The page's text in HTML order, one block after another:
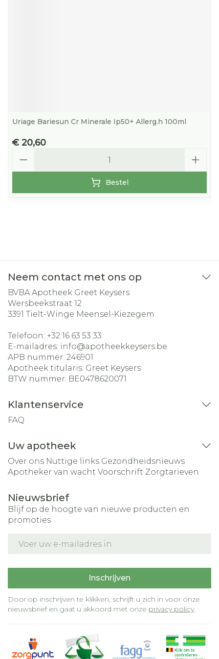
Uriage Bariesun Cr Minerale Ip50+ Allerg.h 100ml
€ 20,60
Bestel
Neem contact met ons op
BVBA Apotheek Greet Keysers
Wersbeekstraat 12
3391 Tielt-Winge Meensel-Kiezegem
Telefoon: +32 16 63 53 33
E-mailadres: info@apotheekkeysers.be
APB nummer: 246901
Apotheek titularis: Greet Keysers
BTW nummer: BE0478620071
Klantenservice
FAQ
Uw apotheek
Over ons Nuttige links Gezondheidsnieuws
Apotheker van wacht Voorschrift Zorgtarieven
Nieuwsbrief
Blijf op de hoogte van nieuwe producten en
promoties
Inschrijven
Door op inschrijven te klikken, schrijft u zich in voor onze
nieuwsbrief en gaat u akkoord met onze privacy policy.